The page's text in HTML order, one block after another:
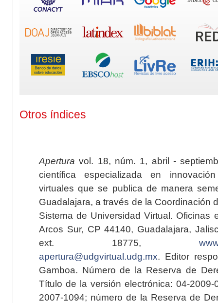
Otros índices
Apertura vol. 18, núm. 1, abril -
científica especializada en
virtuales que se publica de manera
Guadalajara, a través de la Coordinación
Sistema de Universidad Virtual. Oficinas
Arcos Sur, CP 44140, Guadalajara,
ext. 18775,
apertura@udgvirtual.udg.mx. Editor
Gamboa. Número de la Reserva de
Título de la versión electrónica: 04-2009-
2007-1094; número de la Reserva de